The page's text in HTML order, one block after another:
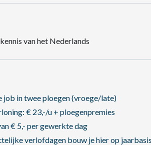
van het Nederlands
in twee ploegen (vroege/late)
€ 23,-/u + ploegenpremies
€ 5,- per gewerkte dag
verlofdagen bouw je hier op